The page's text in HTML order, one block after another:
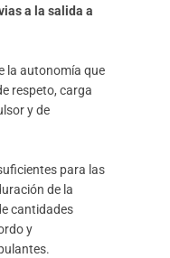
a la salida a
la autonomía que
respeto, carga
y de
para las
de la
cantidades
y